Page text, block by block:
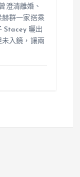
澄清離婚、
群一家搭乘
Stacey 曬出
入鏡，讓兩